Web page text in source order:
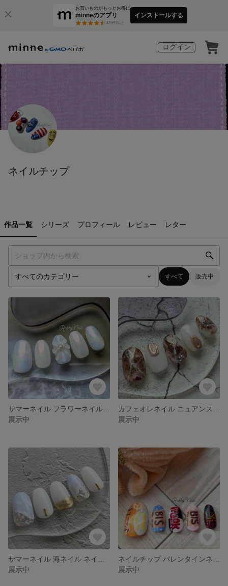
お買いものがもっとお得に
minneのアプリ
3万件以上
インストールする
ログイン
ネイルチップ
作品一覧 シリーズ プロフィール レビュー レター
すべて 販売中
展示中
展示中
展示中
展示中